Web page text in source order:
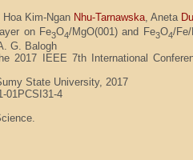
Hoa Kim-Ngan Nhu-Tarnawska, Aneta
on Fe3O4/MgO(001) and Fe3O4/
G. Balogh
2017 IEEE 7th International
State University, 2017
01PCSI31-4